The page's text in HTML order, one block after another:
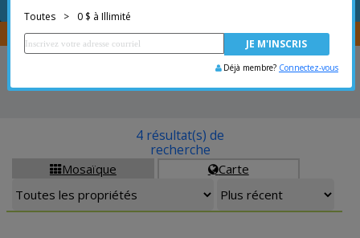
Placer une annonce
Vous êtes courtier, transférer vos propriétés avecCENTRIS
Mosaïque Carte
4 résultat(s) de
recherche
Toutes
> 0 $ à Illimité
Déjà membre? Connectez-vous